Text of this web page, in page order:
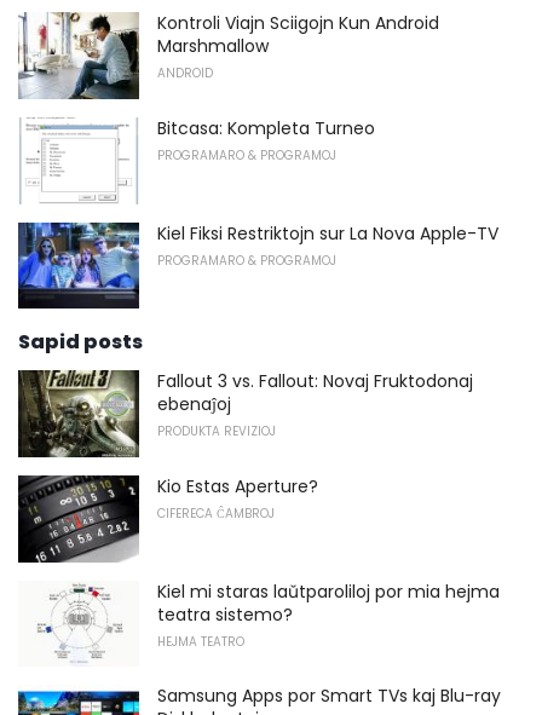
Kontroli Viajn Sciigojn Kun Android
Marshmallow
ANDROID
Bitcasa: Kompleta Turneo
PROGRAMARO & PROGRAMOJ
Kiel Fiksi Restriktojn sur La Nova Apple-TV
PROGRAMARO & PROGRAMOJ
Sapid posts
Fallout 3 vs. Fallout: Novaj Fruktodonaj
ebenaĵoj
PRODUKTA REVIZIOJ
Kio Estas Aperture?
CIFERECA ĈAMBROJ
Kiel mi staras laŭtparoliloj por mia hejma
teatra sistemo?
HEJMA TEATRO
Samsung Apps por Smart TVs kaj Blu-ray